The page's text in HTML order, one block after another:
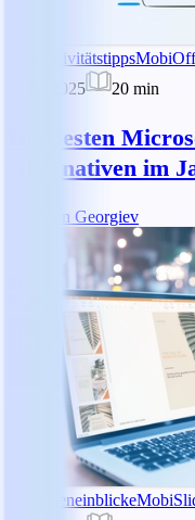
Produktivitätstipps
11.04.2025
20 min
Die besten
Alternativen im
Asen Georgiev
Brancheneinblicke